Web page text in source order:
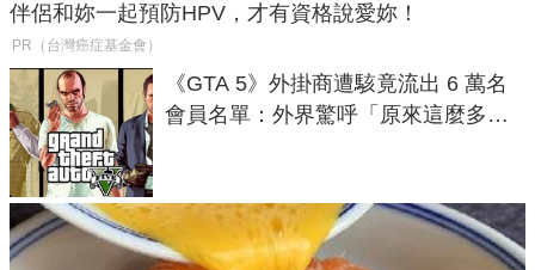
伴侶和妳一起預防HPV，才有資格說愛妳！
PR（台灣癌症基金會）
《GTA 5》外掛商遭駭竟流出 6 萬名
會員名單：外界驚呼「原來這麼多人